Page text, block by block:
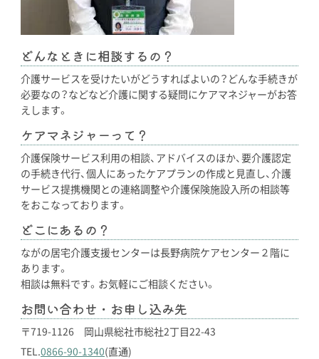
どんなときに相談するの？
介護サービスを受けたいがどうすればよいの？どんな手続きが
必要なの？などなど介護に関する疑問にケアマネジャーがお答
えします。
ケアマネジャーって？
介護保険サービス利用の相談、アドバイスのほか、要介護認定
の手続き代行、個人にあったケアプランの作成と見直し、介護
サービス提携機関との連絡調整や介護保険施設入所の相談等
をおこなっております。
どこにあるの？
ながの居宅介護支援センターは長野病院ケアセンター２階に
あります。
相談は無料です。お気軽にご相談ください。
お問い合わせ・お申し込み先
〒719-1126 岡山県総社市総社2丁目22-43
TEL.0866-90-1340(直通)